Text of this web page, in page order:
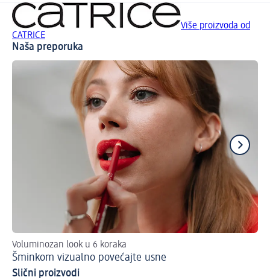
Više proizvoda od
CATRICE
Naša preporuka
Voluminozan look u 6 koraka
Šminkom vizualno povećajte usne
Slični proizvodi